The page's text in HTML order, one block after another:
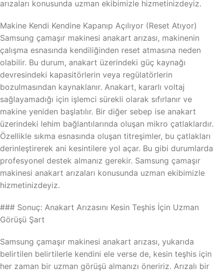
arızaları konusunda uzman ekibimizle hizmetinizdeyiz.
Makine Kendi Kendine Kapanıp Açılıyor (Reset Atıyor)
Samsung çamaşır makinesi anakart arızası, makinenin
çalışma esnasında kendiliğinden reset atmasına neden
olabilir. Bu durum, anakart üzerindeki güç kaynağı
devresindeki kapasitörlerin veya regülatörlerin
bozulmasından kaynaklanır. Anakart, kararlı voltaj
sağlayamadığı için işlemci sürekli olarak sıfırlanır ve
makine yeniden başlatılır. Bir diğer sebep ise anakart
üzerindeki lehim bağlantılarında oluşan mikro çatlaklardır.
Özellikle sıkma esnasında oluşan titreşimler, bu çatlakları
derinleştirerek ani kesintilere yol açar. Bu gibi durumlarda
profesyonel destek almanız gerekir. Samsung çamaşır
makinesi anakart arızaları konusunda uzman ekibimizle
hizmetinizdeyiz.
### Sonuç: Anakart Arızasını Kesin Teşhis İçin Uzman
Görüşü Şart
Samsung çamaşır makinesi anakart arızası, yukarıda
belirtilen belirtilerle kendini ele verse de, kesin teşhis için
her zaman bir uzman görüşü almanızı öneririz. Arızalı bir